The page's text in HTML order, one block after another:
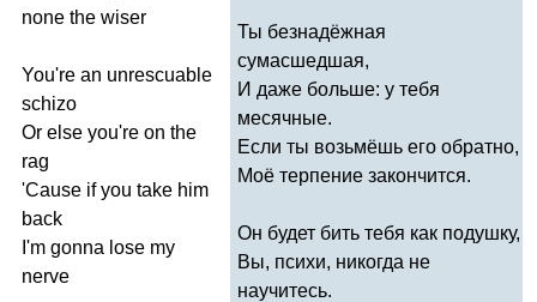
none the wiser
You're an unrescuable
schizo
Or else you're on the
rag
'Cause if you take him
back
I'm gonna lose my
nerve
Ты безнадёжная
сумасшедшая,
И даже больше: у тебя
месячные.
Если ты возьмёшь его обратно,
Моё терпение закончится.
Он будет бить тебя как подушку,
Вы, психи, никогда не
научитесь.